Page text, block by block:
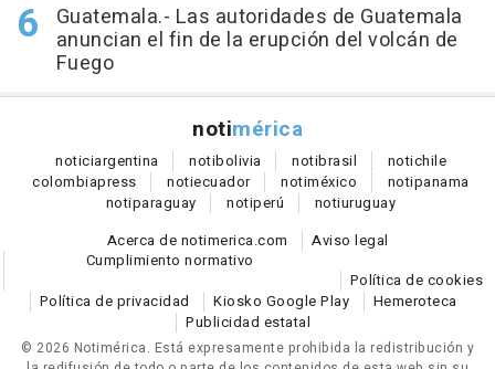
Guatemala.- Las autoridades de Guatemala
anuncian el fin de la erupción del volcán de
Fuego
notimérica
noticiargentina notibolivia notibrasil notichile
colombiapress notiecuador notiméxico notipanama
notiparaguay notiperú notiuruguay
Acerca de notimerica.com
Aviso legal
Cumplimiento normativo
Política de cookies
Política de privacidad
Kiosko Google Play
Hemeroteca
Publicidad estatal
© 2026 Notimérica. Está expresamente prohibida la redistribución y